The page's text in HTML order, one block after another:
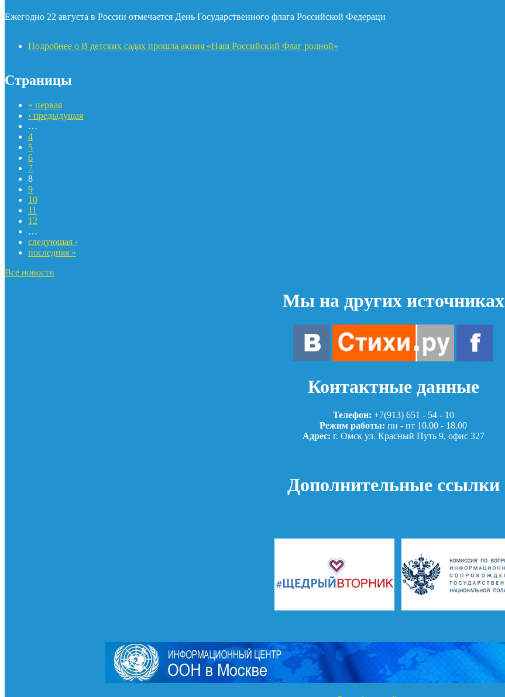
Ежегодно 22 августа в России отмечается День Государственного флага Российской Федераци
Подробнее о В детских садах прошла акция «Наш Российский Флаг родной»
Страницы
« первая
‹ предыдущая
…
4
5
6
7
8
9
10
11
12
…
следующая ›
последняя »
Все новости
Мы на других источниках
Контактные данные
Телефон: +7(913) 651 - 54 - 10
Режим работы: пн - пт 10.00 - 18.00
Адрес: г. Омск ул. Красный Путь 9, офис 327
Дополнительные ссылки